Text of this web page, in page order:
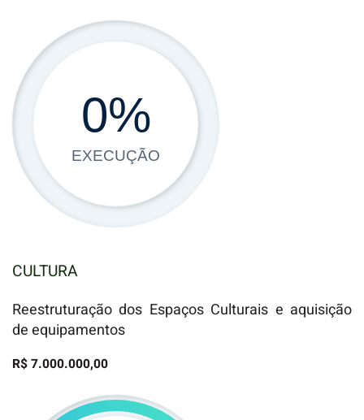
0%
EXECUÇÃO
CULTURA
Reestruturação dos Espaços Culturais e aquisição
de equipamentos
R$ 7.000.000,00